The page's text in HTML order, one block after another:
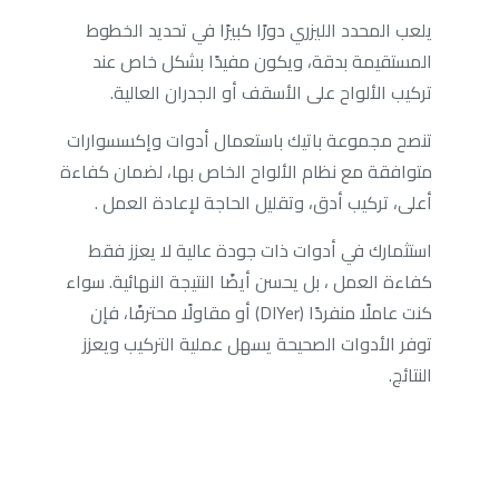
يلعب المحدد الليزري دورًا كبيرًا في تحديد الخطوط
المستقيمة بدقة، ويكون مفيدًا بشكل خاص عند
تركيب الألواح على الأسقف أو الجدران العالية.
تنصح مجموعة باتيك باستعمال أدوات وإكسسوارات
متوافقة مع نظام الألواح الخاص بها، لضمان كفاءة
أعلى، تركيب أدق، وتقليل الحاجة لإعادة العمل .
استثمارك في أدوات ذات جودة عالية لا يعزز فقط
كفاءة العمل ، بل يحسن أيضًا النتيجة النهائية. سواء
كنت عاملًا منفردًا (DIYer) أو مقاولًا محترفًا، فإن
توفر الأدوات الصحيحة يسهل عملية التركيب ويعزز
النتائج.